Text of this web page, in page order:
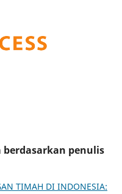
penulis
TIMAH DI INDONESIA: